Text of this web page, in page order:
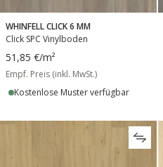
WHINFELL CLICK 6 MM
Click SPC Vinylboden
51,85 €/m²
Empf. Preis (inkl. MwSt.)
Kostenlose Muster verfügbar